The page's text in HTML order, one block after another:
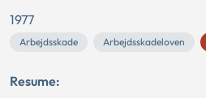
1977
Arbejdsskade Arbejdsskadeloven
Resume: